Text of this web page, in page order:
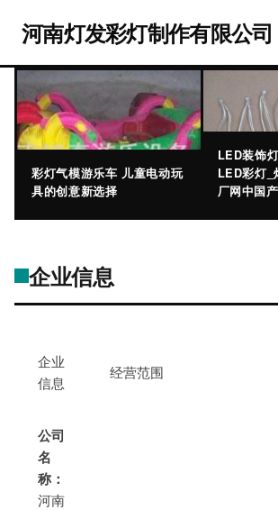
河南灯发彩灯制作有限公司
彩灯气模游乐车 儿童电动玩
具的创意新选择
LED装饰
LED彩灯_
厂网中国
企业信息
企业
信息
经营范围
公司
名
称：
河南